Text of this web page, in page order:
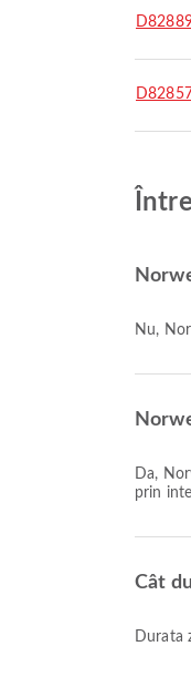
D82857
Nu,
Da, Norwegian Air Sweden oferă check-in online pentru zborurile către Aeroportul Helsinki Vantaa, permițându-vă să faceți check-in convenabil pentru zborul dumneavoastră
prin
Cât